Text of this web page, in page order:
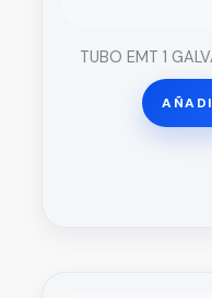
TUBO EMT 1